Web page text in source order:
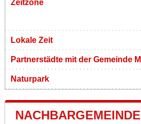
Zeitzone
Lokale Zeit
Partnerstädte mit der Gemeinde
Naturpark